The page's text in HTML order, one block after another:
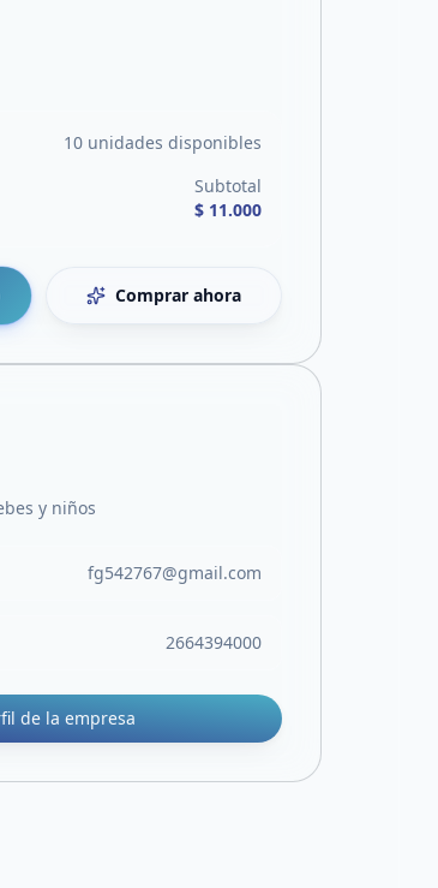
10 unidades disponibles
Subtotal
$ 11.000
Comprar ahora
y niños
fg542767@gmail.com
2664394000
de la empresa